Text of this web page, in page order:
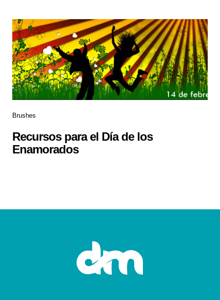
Brushes
Recursos para el Día de los
Enamorados